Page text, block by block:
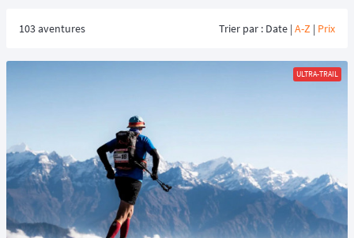
🏔️ Qu'est-ce que l'Ultra-Trail ?
face aux éléments. ⏳ C'est une quête de soi où la gestion de l'effort,
l'alimentation et le mental sont aussi importants que la vitesse pure.
Quelle différence entre Trail et Ultra-Trail ?La frontière est souvent
fixée à 80 km, mais c'est surtout une question de temps de course et de
gestion de l'autonomie :
LeTrail(Court ou Long) : Des distances de 20 à 60 km, souvent intenses,
Trier par : Date | A-Z | Prix
103 aventures
ULTRA-TRAIL